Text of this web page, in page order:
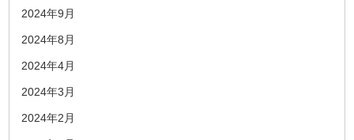
2024年9月
2024年8月
2024年4月
2024年3月
2024年2月